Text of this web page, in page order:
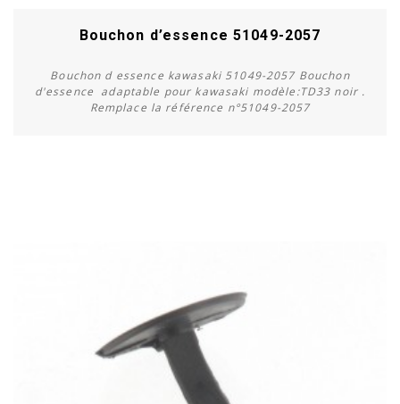
Bouchon d’essence 51049-2057
Bouchon d essence kawasaki 51049-2057 Bouchon
d'essence adaptable pour kawasaki modèle:TD33 noir .
Remplace la référence n°51049-2057